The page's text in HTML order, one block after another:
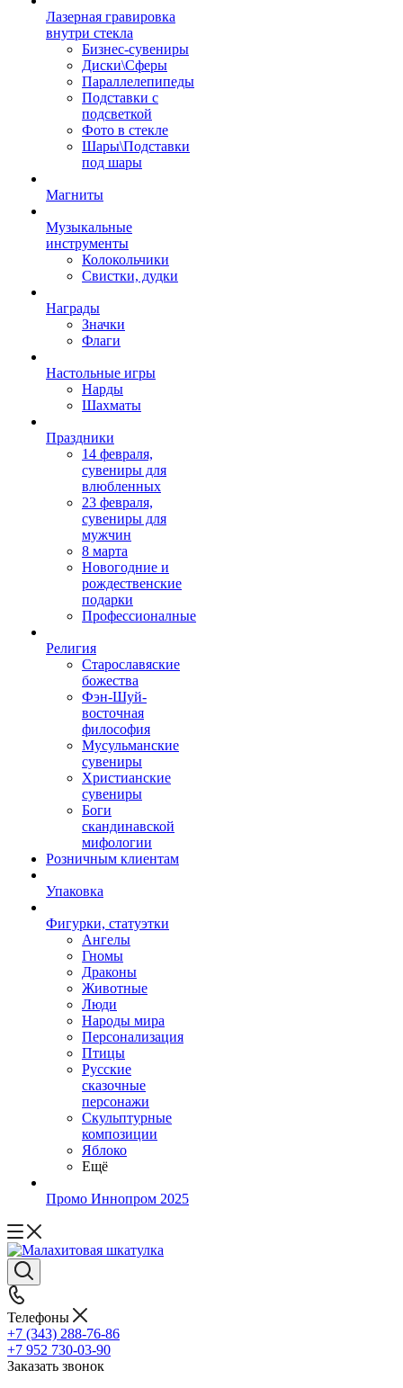
Лазерная гравировка
внутри стекла
Бизнес-сувениры
Диски\Сферы
Параллелепипеды
Подставки с
подсветкой
Фото в стекле
Шары\Подставки
под шары
Магниты
Музыкальные
инструменты
Колокольчики
Свистки, дудки
Награды
Значки
Флаги
Настольные игры
Нарды
Шахматы
Праздники
14 февраля,
сувениры для
влюбленных
23 февраля,
сувениры для
мужчин
8 марта
Новогодние и
рождественские
подарки
Профессионалные
Религия
Старославяские
божества
Фэн-Шуй-
восточная
философия
Мусульманские
сувениры
Христианские
сувениры
Боги
скандинавской
мифологии
Розничным клиентам
Упаковка
Фигурки, статуэтки
Ангелы
Гномы
Драконы
Животные
Люди
Народы мира
Персонализация
Птицы
Русские
сказочные
персонажи
Скульптурные
композиции
Яблоко
Ещё
Промо Иннопром 2025
Телефоны
+7 (343) 288-76-86
+7 952 730-03-90
Заказать звонок